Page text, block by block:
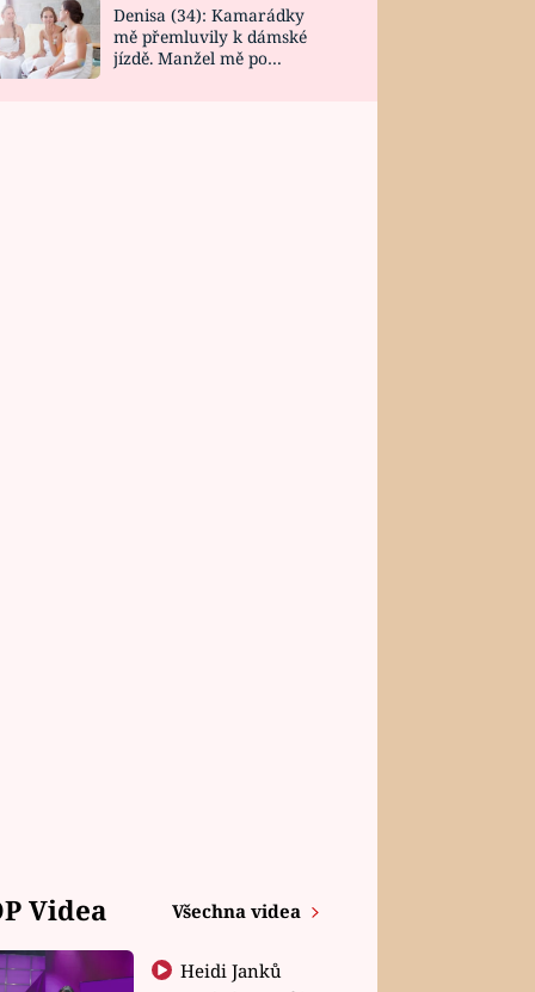
Denisa (34): Kamarádky
mě přemluvily k dámské
jízdě. Manžel mě po
Videa Všechna videa
Heidi Janků